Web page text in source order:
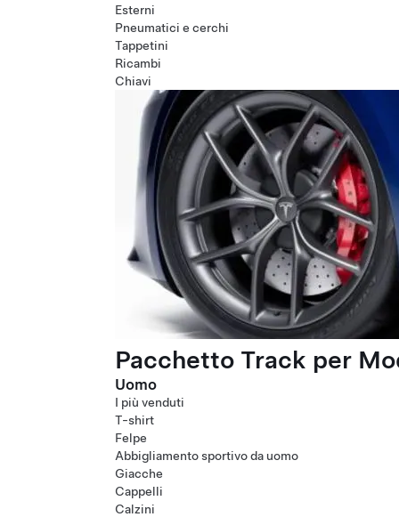
Esterni
Pneumatici e cerchi
Tappetini
Ricambi
Chiavi
Pacchetto Track per
Uomo
I più venduti
T-shirt
Felpe
Abbigliamento sportivo da uomo
Giacche
Cappelli
Calzini